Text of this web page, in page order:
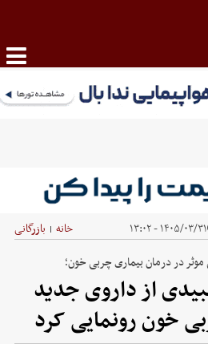
۱۴۰۵/۰۳/۳۱ - ۱۳:۰۲ خانه | بازرگانی
در درمان بیماری چربی خون؛
از داروی جدید
خون رونمایی کرد